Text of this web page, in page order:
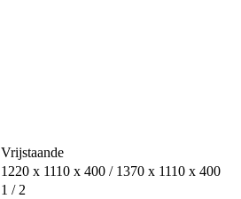
Vrijstaande
1220 x 1110 x 400 / 1370 x 1110 x 400
1 / 2